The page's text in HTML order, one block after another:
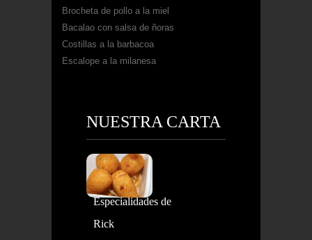
Brocheta de pollo a la miel
Bacalao con salsa de ñoras
Costillas a la barbacoa
Escalope a la milanesa
NUESTRA CARTA
Especialidades de
Rick